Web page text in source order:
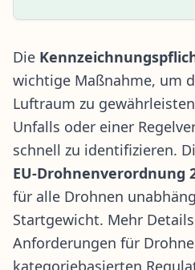
Die
wichtige Maßnahme, um
Luftraum zu
Unfalls oder einer
schnell zu identifizieren.
EU-Drohnenverordnung
für alle Drohnen
Startgewicht. Mehr
Anforderungen für
kategoriebasierten